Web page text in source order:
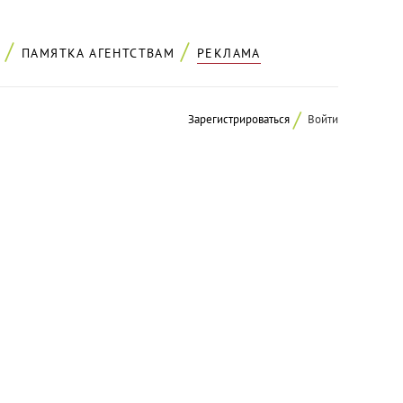
ПАМЯТКА АГЕНТСТВАМ РЕКЛАМА
Зарегистрироваться Войти